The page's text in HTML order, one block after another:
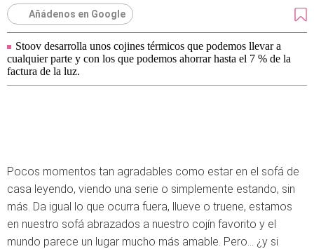
Añádenos en Google
Stoov desarrolla unos cojines térmicos que podemos llevar a
cualquier parte y con los que podemos ahorrar hasta el 7 % de la
factura de la luz.
Pocos momentos tan agradables como estar en el sofá de
casa leyendo, viendo una serie o simplemente estando, sin
más. Da igual lo que ocurra fuera, llueve o truene, estamos
en nuestro sofá abrazados a nuestro cojín favorito y el
mundo parece un lugar mucho más amable. Pero… ¿y si